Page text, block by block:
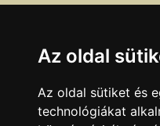
Az oldal
Az oldal sütiket és
technológiákat